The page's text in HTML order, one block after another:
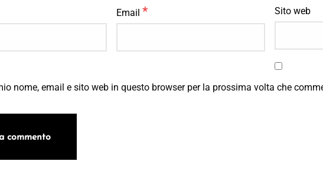
Email * Sito web
nome, email e sito web in questo browser per la prossima volta che